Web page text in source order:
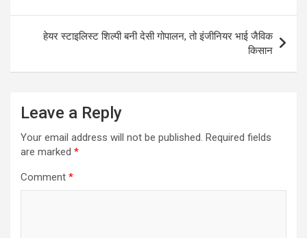
navigation
हेयर स्टाइलिस्ट शिल्पी बनी देसी गोपालन, तो इंजीनियर भाई जैविक
किसान
Leave a Reply
Your email address will not be published. Required fields
are marked *
Comment *